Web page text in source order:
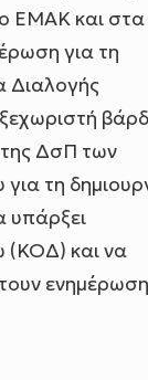
ΕΜΑΚ και στα
για τη
Διαλογής
της ΔσΠ των
τη
υπάρξει
(ΚΟΔ) και να